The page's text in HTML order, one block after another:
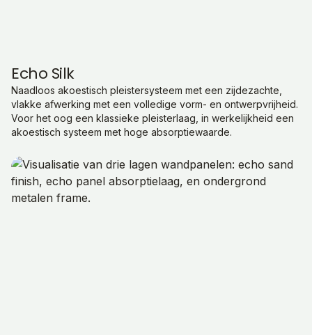
Echo Silk
Naadloos akoestisch pleistersysteem met een zijdezachte,
vlakke afwerking met een volledige vorm- en ontwerpvrijheid.
Voor het oog een klassieke pleisterlaag, in werkelijkheid een
akoestisch systeem met hoge absorptiewaarde.